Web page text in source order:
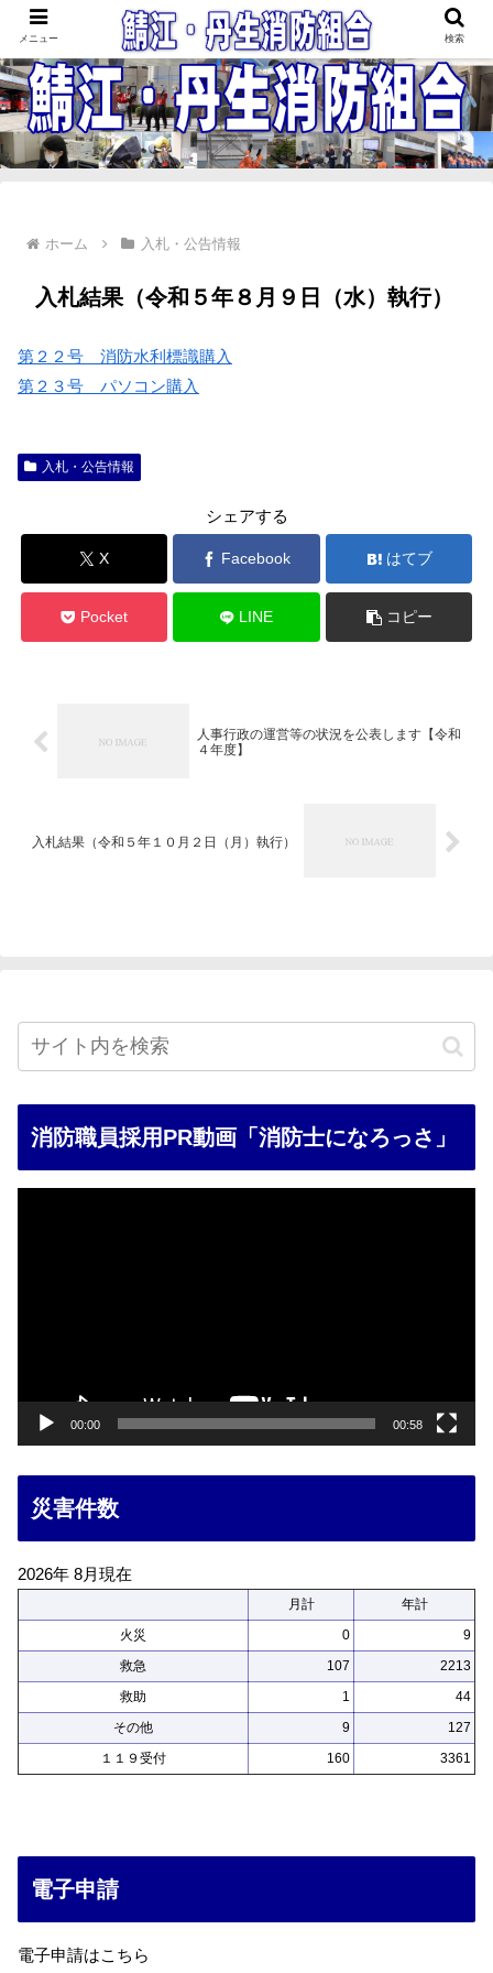
鯖江・丹生消防組合
ホーム 入札・公告情報
入札結果（令和５年８月９日（水）執行）
第２２号 消防水利標識購入
第２３号 パソコン購入
入札・公告情報
シェアする
X Facebook はてブ
Pocket LINE コピー
人事行政の運営等の状況を公表します【令和
４年度】
入札結果（令和５年１０月２日（月）執行）
消防職員採用PR動画「消防士になろっさ」
00:00 00:58
災害件数
2026年 8月現在
月計
年計
火災
0
9
救急
107
2213
救助
1
44
その他
9
127
１１９受付
160 3361
電子申請
電子申請はこちら
メニュー 検索